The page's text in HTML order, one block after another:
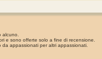
e sono offerte solo a fine di recensione.
appassionati per altri appassionati.